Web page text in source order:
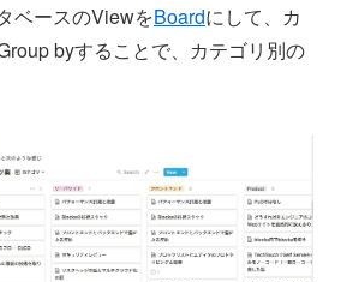
ベースのViewをBoardにして、カ
byすることで、カテゴリ別の